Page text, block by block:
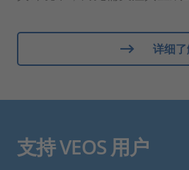
详细
支持 VEOS 用户